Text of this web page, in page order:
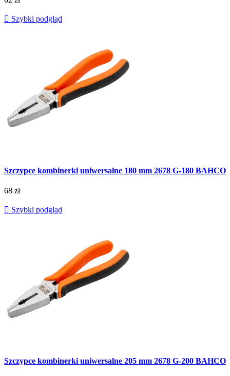
 Szybki podgląd
Szczypce kombinerki uniwersalne 180 mm 2678 G-180 BAHCO
68 zł
 Szybki podgląd
Szczypce kombinerki uniwersalne 205 mm 2678 G-200 BAHCO